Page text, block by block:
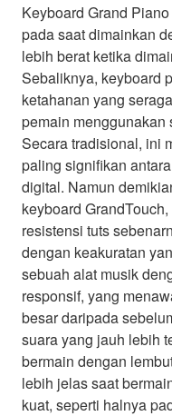
Keyboard Grand
pada saat dimainkan
lebih berat ketika
Sebaliknya, keyboard
ketahanan yang
pemain menggunakan
Secara tradisional, ini
paling signifikan
digital. Namun
keyboard
resistensi tuts
dengan keakuratan
sebuah alat musik
responsif, yang
besar daripada
suara yang jauh lebih
bermain dengan
lebih jelas saat
kuat, seperti halnya